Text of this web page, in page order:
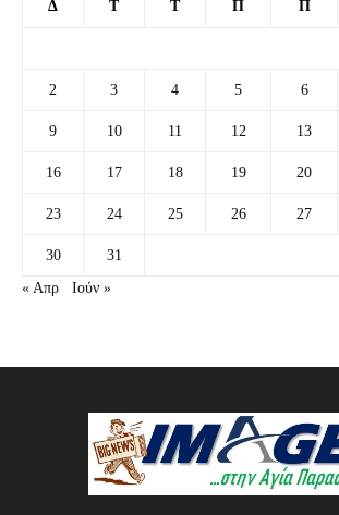
Δ Τ Τ Π Π
2 3 4 5 6
9 10 11 12 13
16 17 18 19 20
23 24 25 26 27
30
31
« Απρ
Ιούν »